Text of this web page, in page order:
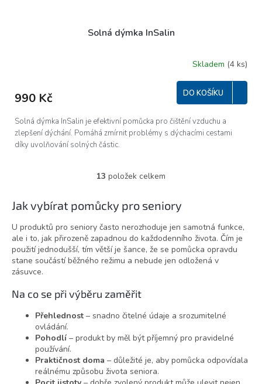
Solná dýmka InSalin
je
z
5
hvězdiček.
Skladem (4 ks)
990 Kč DO KOŠÍKU
Solná dýmka InSalin je efektivní pomůcka pro čištění vzduchu a
zlepšení dýchání. Pomáhá zmírnit problémy s dýchacími cestami
díky uvolňování solných částic.
O
l
á
d
a
c
í
v
y
ý
i
s
u
13 položek celkem
Jak vybírat pomůcky pro seniory
U produktů pro seniory často nerozhoduje jen samotná funkce,
ale i to, jak přirozeně zapadnou do každodenního života. Čím je
použití jednodušší, tím větší je šance, že se pomůcka opravdu
stane součástí běžného režimu a nebude jen odložená v
zásuvce.
Na co se při výběru zaměřit
Přehlednost – snadno čitelné údaje a srozumitelné
ovládání.
Pohodlí – produkt by měl být příjemný pro pravidelné
používání.
Praktičnost doma – důležité je, aby pomůcka odpovídala
reálnému způsobu života seniora.